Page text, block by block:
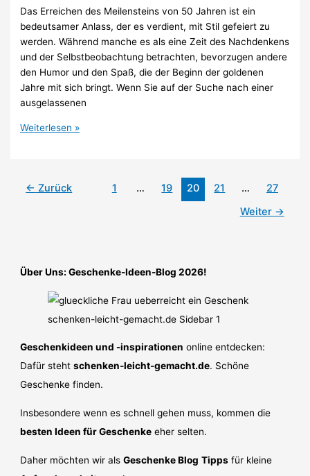
Das Erreichen des Meilensteins von 50 Jahren ist ein
bedeutsamer Anlass, der es verdient, mit Stil gefeiert zu
werden. Während manche es als eine Zeit des Nachdenkens
und der Selbstbeobachtung betrachten, bevorzugen andere
den Humor und den Spaß, die der Beginn der goldenen
Jahre mit sich bringt. Wenn Sie auf der Suche nach einer
ausgelassenen
Lustige
Geburtstag
Weiterlesen »
← Zurück 1 … 19 20 21 …
27
Weiter →
Über Uns: Geschenke-Ideen-Blog 2026!
Geschenkideen und -inspirationen online entdecken:
Dafür stehtschenken-leicht-gemacht.de. Schöne
Geschenke finden.
Insbesondere wenn es schnell gehen muss, kommen die
besten Ideen für Geschenke eher selten.
Daher möchten wir alsGeschenke Blog Tipps für kleine